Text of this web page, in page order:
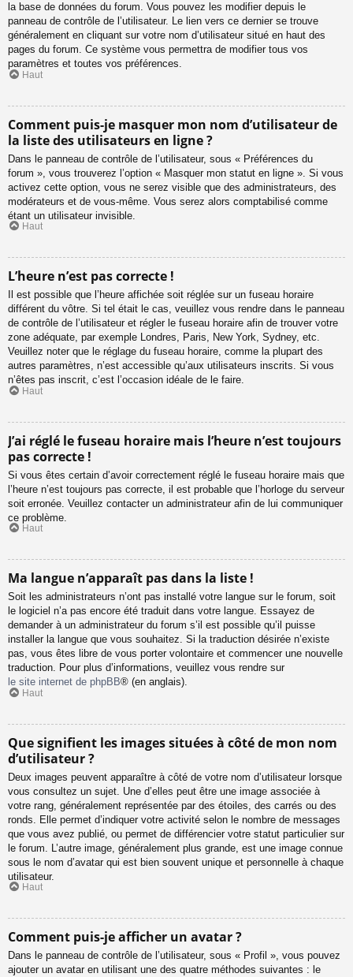
la base de données du forum. Vous pouvez les modifier depuis le
panneau de contrôle de l’utilisateur. Le lien vers ce dernier se trouve
généralement en cliquant sur votre nom d’utilisateur situé en haut des
pages du forum. Ce système vous permettra de modifier tous vos
paramètres et toutes vos préférences.
Haut
Comment puis-je masquer mon nom d’utilisateur de
la liste des utilisateurs en ligne ?
Dans le panneau de contrôle de l’utilisateur, sous « Préférences du
forum », vous trouverez l’option « Masquer mon statut en ligne ». Si vous
activez cette option, vous ne serez visible que des administrateurs, des
modérateurs et de vous-même. Vous serez alors comptabilisé comme
étant un utilisateur invisible.
Haut
L’heure n’est pas correcte !
Il est possible que l’heure affichée soit réglée sur un fuseau horaire
différent du vôtre. Si tel était le cas, veuillez vous rendre dans le panneau
de contrôle de l’utilisateur et régler le fuseau horaire afin de trouver votre
zone adéquate, par exemple Londres, Paris, New York, Sydney, etc.
Veuillez noter que le réglage du fuseau horaire, comme la plupart des
autres paramètres, n’est accessible qu’aux utilisateurs inscrits. Si vous
n’êtes pas inscrit, c’est l’occasion idéale de le faire.
Haut
J’ai réglé le fuseau horaire mais l’heure n’est toujours
pas correcte !
Si vous êtes certain d’avoir correctement réglé le fuseau horaire mais que
l’heure n’est toujours pas correcte, il est probable que l’horloge du serveur
soit erronée. Veuillez contacter un administrateur afin de lui communiquer
ce problème.
Haut
Ma langue n’apparaît pas dans la liste !
Soit les administrateurs n’ont pas installé votre langue sur le forum, soit
le logiciel n’a pas encore été traduit dans votre langue. Essayez de
demander à un administrateur du forum s’il est possible qu’il puisse
installer la langue que vous souhaitez. Si la traduction désirée n’existe
pas, vous êtes libre de vous porter volontaire et commencer une nouvelle
traduction. Pour plus d’informations, veuillez vous rendre sur
le site internet de phpBB® (en anglais).
Haut
Que signifient les images situées à côté de mon nom
d’utilisateur ?
Deux images peuvent apparaître à côté de votre nom d’utilisateur lorsque
vous consultez un sujet. Une d’elles peut être une image associée à
votre rang, généralement représentée par des étoiles, des carrés ou des
ronds. Elle permet d’indiquer votre activité selon le nombre de messages
que vous avez publié, ou permet de différencier votre statut particulier sur
le forum. L’autre image, généralement plus grande, est une image connue
sous le nom d’avatar qui est bien souvent unique et personnelle à chaque
utilisateur.
Haut
Comment puis-je afficher un avatar ?
Dans le panneau de contrôle de l’utilisateur, sous « Profil », vous pouvez
ajouter un avatar en utilisant une des quatre méthodes suivantes : le